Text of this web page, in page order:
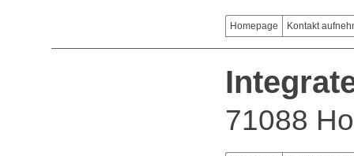
Homepage Kontakt
71088